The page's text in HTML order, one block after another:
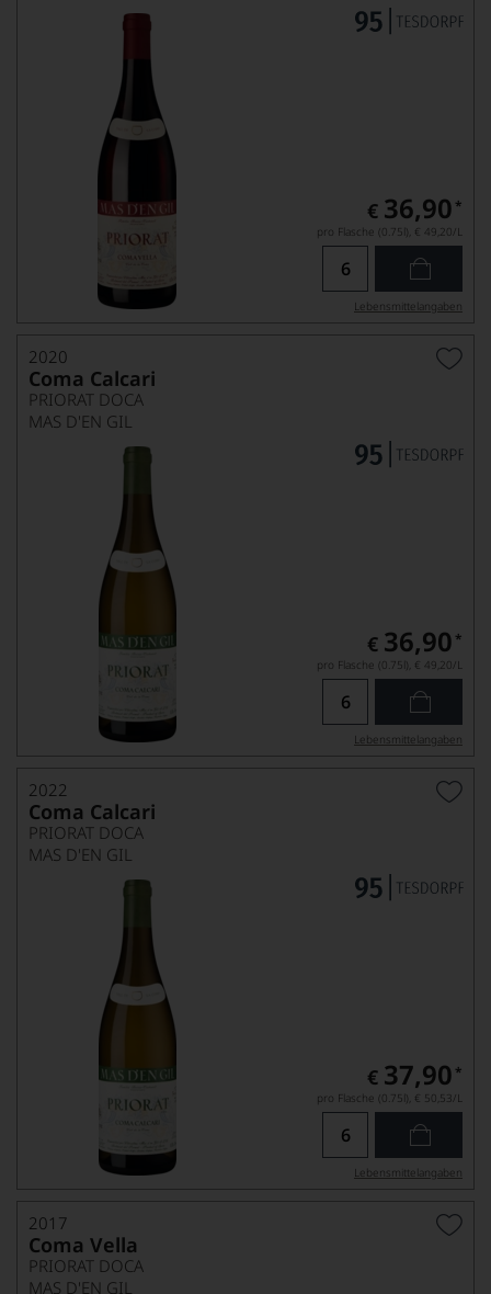
€ 36,90 *
pro Flasche (0.75l), € 49,20/L
Lebensmittel­angaben
2020
Coma Calcari
PRIORAT DOCA
MAS D'EN GIL
€ 36,90 *
pro Flasche (0.75l), € 49,20/L
Lebensmittel­angaben
2022
Coma Calcari
PRIORAT DOCA
MAS D'EN GIL
€ 37,90 *
pro Flasche (0.75l), € 50,53/L
Lebensmittel­angaben
2017
Coma Vella
PRIORAT DOCA
MAS D'EN GIL